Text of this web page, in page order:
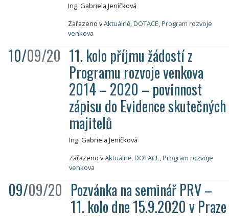
Ing. Gabriela Jeníčková
Zařazeno vAktuálně,DOTACE,Program rozvoje
venkova
10/09/20 11. kolo příjmu žádostí z
Programu rozvoje venkova
2014 – 2020 – povinnost
zápisu do Evidence skutečných
majitelů
Ing. Gabriela Jeníčková
Zařazeno vAktuálně,DOTACE,Program rozvoje
venkova
09/09/20 Pozvánka na seminář PRV –
11. kolo dne 15.9.2020 v Praze